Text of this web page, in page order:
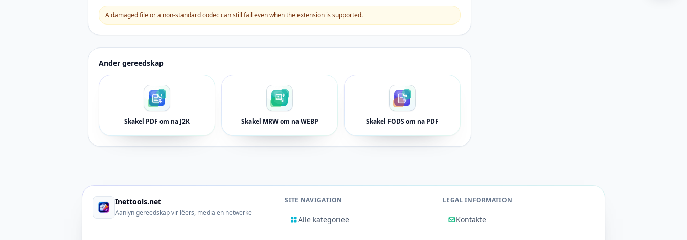
A damaged file or a non-standard codec can still fail even when the extension is supported.
Ander gereedskap
Skakel PDF om na J2K Skakel MRW om na WEBP Skakel FODS om na PDF
Inettools.net
Aanlyn gereedskap vir lêers, media en netwerke
SITE NAVIGATION
Alle kategorieë
LEGAL INFORMATION
Kontakte